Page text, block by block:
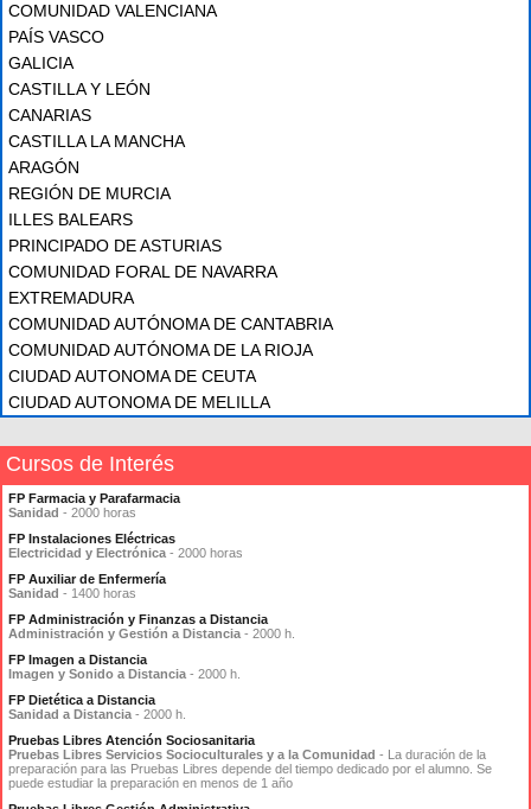
COMUNIDAD VALENCIANA
PAÍS VASCO
GALICIA
CASTILLA Y LEÓN
CANARIAS
CASTILLA LA MANCHA
ARAGÓN
REGIÓN DE MURCIA
ILLES BALEARS
PRINCIPADO DE ASTURIAS
COMUNIDAD FORAL DE NAVARRA
EXTREMADURA
COMUNIDAD AUTÓNOMA DE CANTABRIA
COMUNIDAD AUTÓNOMA DE LA RIOJA
CIUDAD AUTONOMA DE CEUTA
CIUDAD AUTONOMA DE MELILLA
Cursos de Interés
FP Farmacia y Parafarmacia
Sanidad - 2000 horas
FP Instalaciones Eléctricas
Electricidad y Electrónica - 2000 horas
FP Auxiliar de Enfermería
Sanidad - 1400 horas
FP Administración y Finanzas a Distancia
Administración y Gestión a Distancia - 2000 h.
FP Imagen a Distancia
Imagen y Sonido a Distancia - 2000 h.
FP Dietética a Distancia
Sanidad a Distancia - 2000 h.
Pruebas Libres Atención Sociosanitaria
Pruebas Libres Servicios Socioculturales y a la Comunidad - La duración de la
preparación para las Pruebas Libres depende del tiempo dedicado por el alumno. Se
puede estudiar la preparación en menos de 1 año